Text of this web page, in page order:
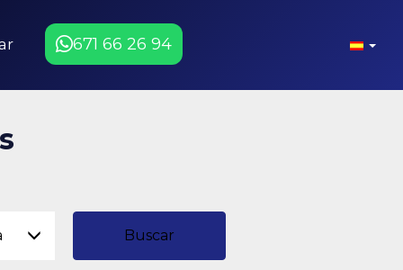
671 66 26 94
Buscar